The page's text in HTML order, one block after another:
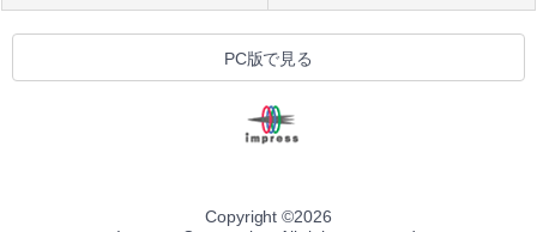
PC版で見る
Copyright ©2026